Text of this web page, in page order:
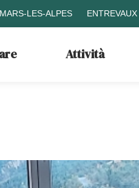
LES-ALPES ENTREVAUX
Attività